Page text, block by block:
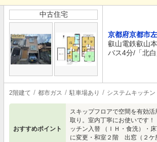
中古住宅
京都府京都市
叡山電鉄叡山
バス4分/「北
2階建て 都市ガス 駐車場あり システムキッチン
おすすめポイント
スキップフロアで空間を有効
取り。室内丁寧にお使いです
ッチン入替 （ＩＨ・食洗）・
に変更・和室２階 出窓（２ケ